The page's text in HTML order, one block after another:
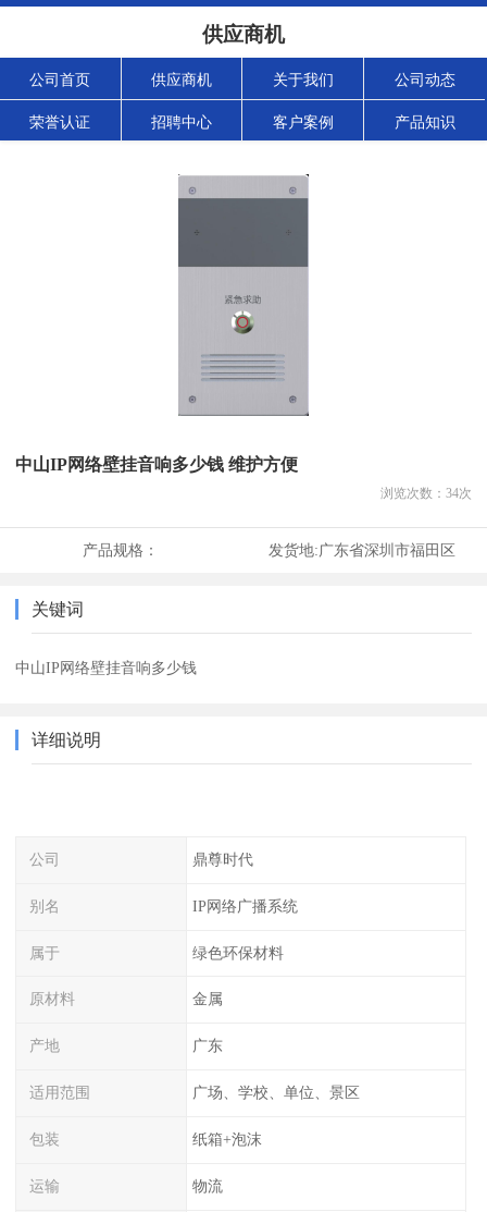
供应商机
公司首页 供应商机 关于我们 公司动态
荣誉认证 招聘中心 客户案例 产品知识
中山IP网络壁挂音响多少钱 维护方便
浏览次数： 34次
产品规格： 发货地:广东省深圳市福田区
关键词
中山IP网络壁挂音响多少钱
详细说明
公司 鼎尊时代
别名 IP网络广播系统
属于 绿色环保材料
原材料 金属
产地 广东
适用范围 广场、学校、单位、景区
包装 纸箱+泡沫
运输 物流